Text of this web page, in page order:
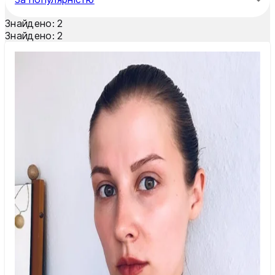
Тернопіль
Ужгород
Умань
Чернівці
Чернігів
Шостка
Житомир
Знайдено: 2
Знайдено: 2